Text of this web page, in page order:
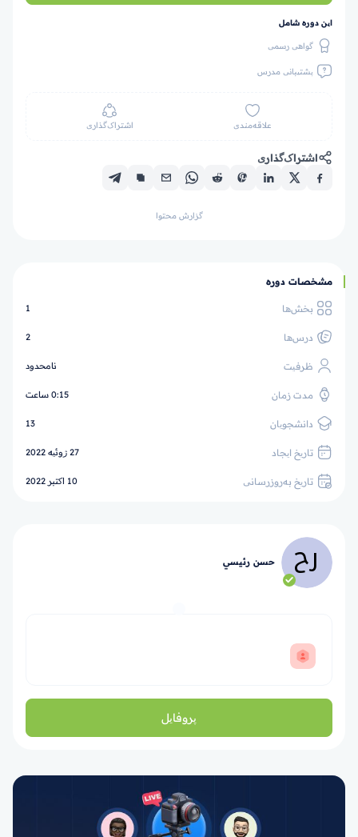
این دوره شامل
گواهی رسمی
پشتیبانی مدرس
علاقه‌مندی اشتراک‌گذاری
اشتراک‌گذاری
گزارش محتوا
مشخصات دوره
بخش‌ها 1
درس‌ها 2
ظرفیت نامحدود
مدت زمان 0:15 ساعت
دانشجویان 13
تاریخ ایجاد 27 ژوئیه 2022
تاریخ به‌روزرسانی 10 اکتبر 2022
حسن رئيسي
پروفایل